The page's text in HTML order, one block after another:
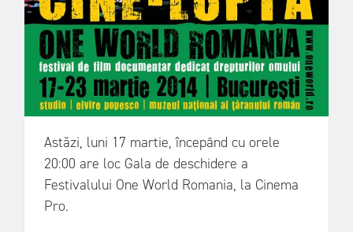
Astăzi, luni 17 martie, începând cu orele
20:00 are loc Gala de deschidere a
Festivalului One World Romania, la Cinema
Pro.